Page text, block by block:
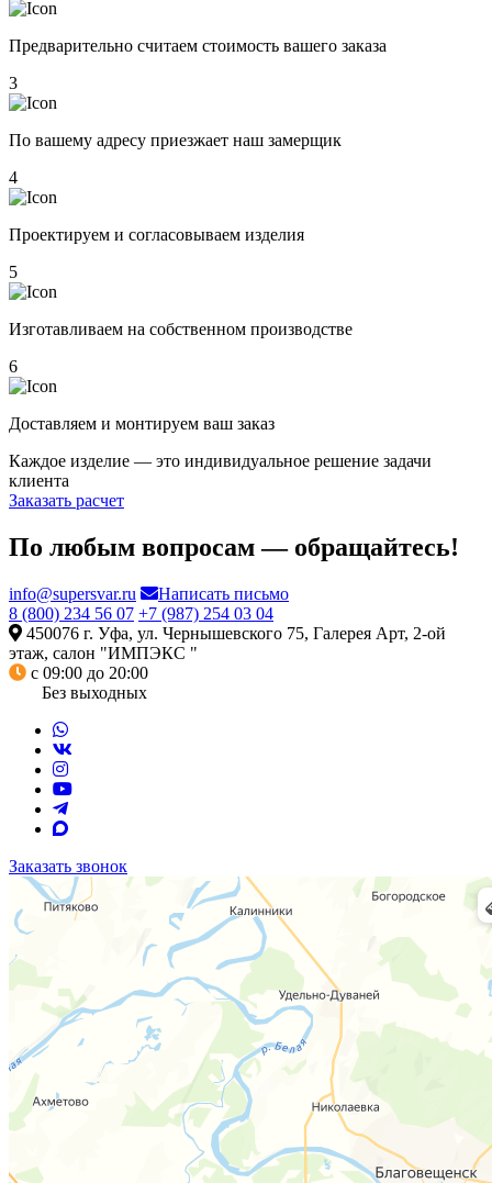
Предварительно считаем стоимость вашего заказа
3
По вашему адресу приезжает наш замерщик
4
Проектируем и согласовываем изделия
5
Изготавливаем на собственном производстве
6
Доставляем и монтируем ваш заказ
Каждое изделие — это индивидуальное решение задачи
клиента
Заказать расчет
По любым вопросам — обращайтесь!
info@supersvar.ru
Написать письмо
8 (800) 234 56 07 +7 (987) 254 03 04
450076 г. Уфа, ул. Чернышевского 75, Галерея Арт, 2-ой
этаж, салон "ИМПЭКС "
с 09:00 до 20:00
Без выходных
Заказать звонок